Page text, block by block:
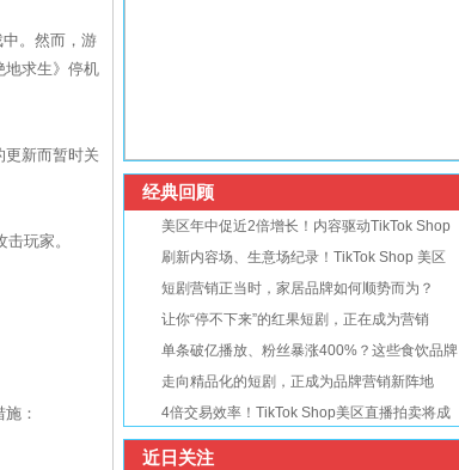
。然而，游
地求生》停机
更新而暂时关
玩家。
：
经典回顾
美区年中促近2倍增长！内容驱动TikTok Shop
刷新内容场、生意场纪录！TikTok Shop 美区
短剧营销正当时，家居品牌如何顺势而为？
让你“停不下来”的红果短剧，正在成为营销
单条破亿播放、粉丝暴涨400%？这些食饮品牌
走向精品化的短剧，正成为品牌营销新阵地
4倍交易效率！TikTok Shop美区直播拍卖将成
近日关注